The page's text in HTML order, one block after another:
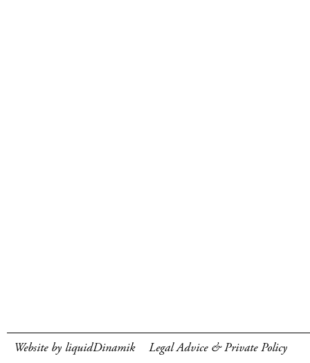
Website by liquidDinamik Legal Advice & Private Policy